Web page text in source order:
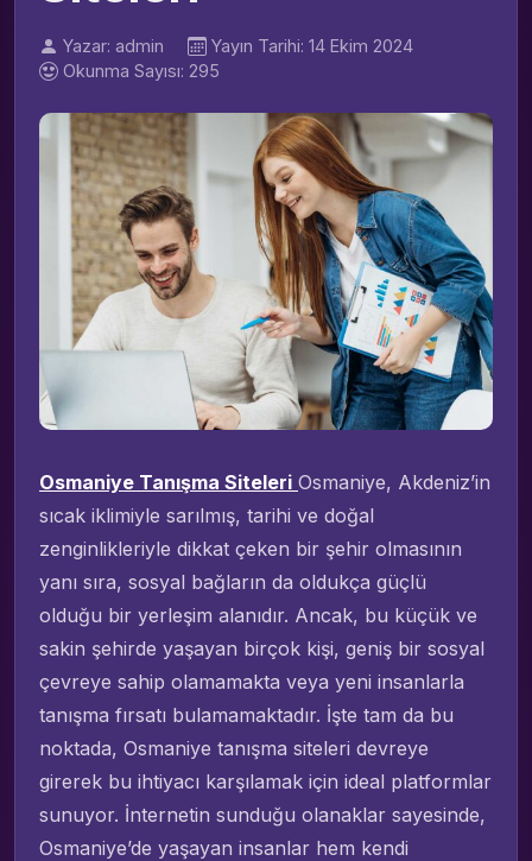
Yazar: admin
Yayın Tarihi: 14 Ekim 2024
Okunma Sayısı: 295
Osmaniye Tanışma Siteleri Osmaniye, Akdeniz’in
sıcak iklimiyle sarılmış, tarihi ve doğal
zenginlikleriyle dikkat çeken bir şehir olmasının
yanı sıra, sosyal bağların da oldukça güçlü
olduğu bir yerleşim alanıdır. Ancak, bu küçük ve
sakin şehirde yaşayan birçok kişi, geniş bir sosyal
çevreye sahip olamamakta veya yeni insanlarla
tanışma fırsatı bulamamaktadır. İşte tam da bu
noktada, Osmaniye tanışma siteleri devreye
girerek bu ihtiyacı karşılamak için ideal platformlar
sunuyor. İnternetin sunduğu olanaklar sayesinde,
Osmaniye’de yaşayan insanlar hem kendi